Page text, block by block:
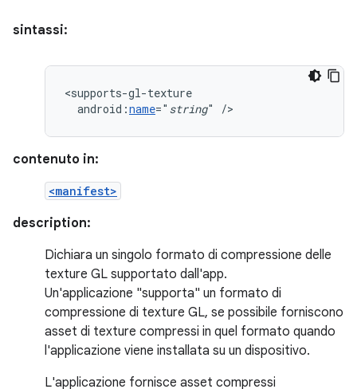
sintassi:
android:name=" string" />
contenuto in:
<manifest>
description:
Dichiara un singolo formato di compressione delle
texture GL supportato dall'app.
Un'applicazione "supporta" un formato di
compressione di texture GL, se possibile forniscono
asset di texture compressi in quel formato quando
l'applicazione viene installata su un dispositivo.
L'applicazione fornisce asset compressi